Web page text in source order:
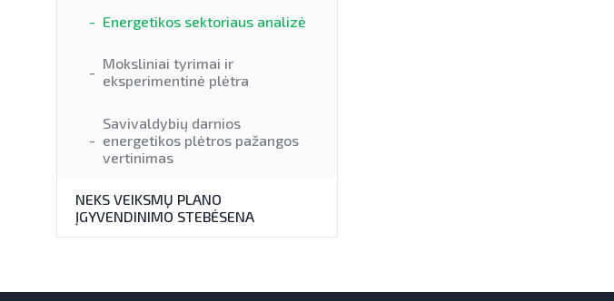
Energetikos sektoriaus analizė
Moksliniai tyrimai ir
eksperimentinė plėtra
Savivaldybių darnios
energetikos plėtros pažangos
vertinimas
NEKS VEIKSMŲ PLANO
ĮGYVENDINIMO STEBĖSENA